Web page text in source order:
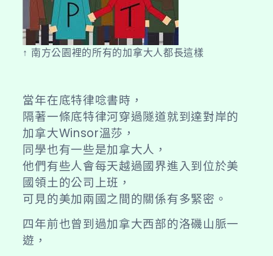
↑ 南方公園裡的所有的加拿大人都長這樣
當年在底特律唸書時，
隔著一條底特律河穿過隧道就到達對岸的
加拿大Winsor溫莎，
同學也有一些是加拿大人，
他們有些人會每天越過國界進入到位於美
國領土的公司上班，
可見的美加兩國之間的關係有多緊密。
四年前也曾到過加拿大西部的洛磯山脈一
遊，